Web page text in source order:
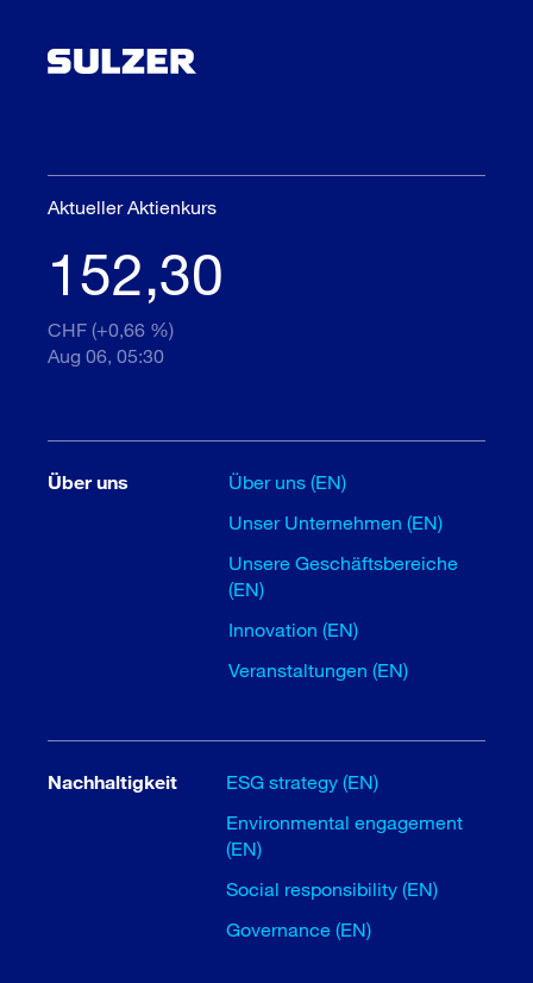
Aktueller Aktienkurs
152,30
CHF (+0,66 %)
Aug 06, 05:30
Über uns
Über uns (EN)
Unser Unternehmen (EN)
Unsere Geschäftsbereiche
(EN)
Innovation (EN)
Veranstaltungen (EN)
Nachhaltigkeit
ESG strategy (EN)
Environmental engagement
(EN)
Social responsibility (EN)
Governance (EN)